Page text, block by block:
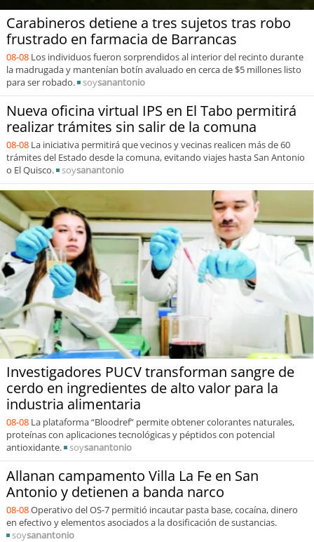
Carabineros detiene a tres sujetos tras robo
frustrado en farmacia de Barrancas
08-08 Los individuos fueron sorprendidos al interior del recinto durante
la madrugada y mantenían botín avaluado en cerca de $5 millones listo
para ser robado.
soysanantonio
Nueva oficina virtual IPS en El Tabo permitirá
realizar trámites sin salir de la comuna
08-08 La iniciativa permitirá que vecinos y vecinas realicen más de 60
trámites del Estado desde la comuna, evitando viajes hasta San Antonio
o El Quisco.
soysanantonio
Investigadores PUCV transforman sangre de
cerdo en ingredientes de alto valor para la
industria alimentaria
08-08 La plataforma “Bloodref” permite obtener colorantes naturales,
proteínas con aplicaciones tecnológicas y péptidos con potencial
antioxidante.
soysanantonio
Allanan campamento Villa La Fe en San
Antonio y detienen a banda narco
08-08Operativo del OS-7 permitió incautar pasta base, cocaína, dinero
en efectivo y elementos asociados a la dosificación de sustancias.
soysanantonio